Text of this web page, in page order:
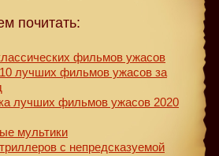
почитать:
фильмов ужасов
лучших фильмов ужасов за
лучших фильмов ужасов 2020
мультики
с непредсказуемой